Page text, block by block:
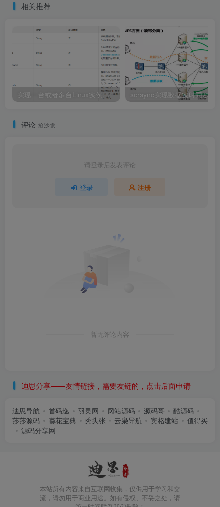
相关推荐
实现一台或者多台Linux实例解绑SSH密钥对
评论 抢沙发
请登录后发表评论
登录 注册
暂无评论内容
迪思分享——友情链接，需要友链的，点击后面申请
迪思导航 首码逸 羽灵网 网站源码 源码哥
酷源码
莎莎源码
葵花宝典 秃头张 云枭导航 宾格建站
值得买
源码分享网
本站所有内容来自互联网收集，仅供用于学习和交
流，请勿用于商业用途。如有侵权、不妥之处，请